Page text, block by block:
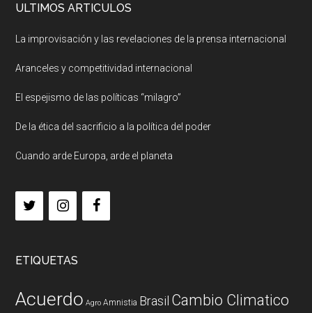
ULTIMOS ARTICULOS
La improvisación y las revelaciones de la prensa internacional
Aranceles y competitividad internacional
El espejismo de las políticas “milagro”
De la ética del sacrificio a la política del poder
Cuando arde Europa, arde el planeta
ETIQUETAS
Acuerdo Agro Amnistia Brasil Cambio Climatico